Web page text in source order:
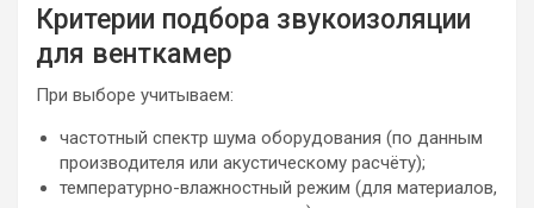
Критерии подбора звукоизоляции
для венткамер
При выборе учитываем:
частотный спектр шума оборудования (по данным
производителя или акустическому расчёту);
температурно-влажностный режим (для материалов,